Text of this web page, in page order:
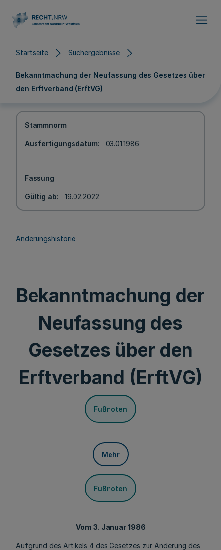
Startseite Suchergebnisse
Bekanntmachung der Neufassung des Gesetzes über
den Erftverband (ErftVG)
Stammnorm
Ausfertigungsdatum 03.01.1986
Fassung
Gültig ab 19.02.2022
Änderungshistorie
Bekanntmachung der
Neufassung des
Gesetzes über den
Erftverband (ErftVG)
Fußnoten
Mehr
Fußnoten
Vom 3. Januar 1986
Aufgrund des Artikels 4 des Gesetzes zur Änderung des